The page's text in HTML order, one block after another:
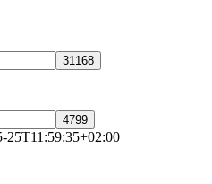
25T11:59:35+02:00